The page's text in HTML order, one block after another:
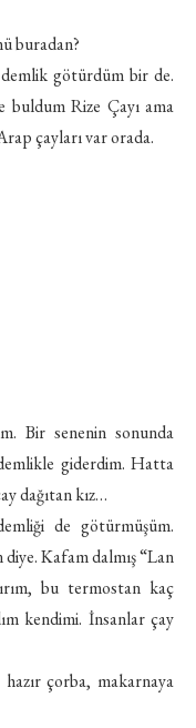
buradan?
götürdüm bir de.
buldum Rize Çayı ama
çayları var orada.
Bir senenin sonunda
giderdim. Hatta
dağıtan kız…
de götürmüşüm.
Kafam dalmış “Lan
bu termostan kaç
kendimi. İnsanlar çay
çorba, makarnaya